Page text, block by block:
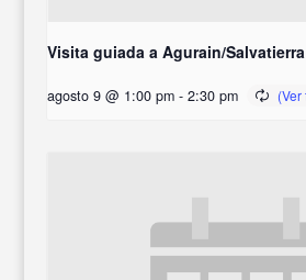
Visita guiada a Agurain/Salvatierra
agosto 9 @ 1:00 pm - 2:30 pm